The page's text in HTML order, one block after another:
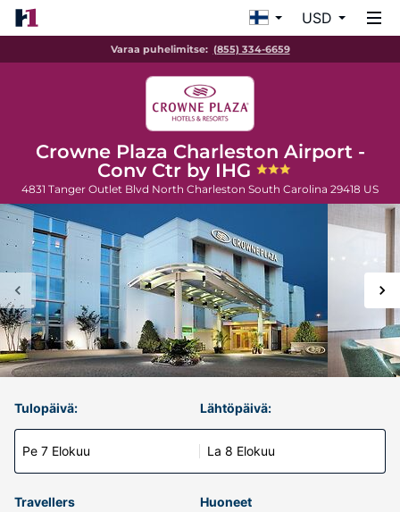
USD
Varaa puhelimitse: (855) 334-6659
Crowne Plaza Charleston Airport -
Conv Ctr by IHG
4831 Tanger Outlet Blvd North Charleston South Carolina 29418 US
Tulopäivä:
Pe 7 Elokuu
Lähtöpäivä:
La 8 Elokuu
Travellers Huoneet